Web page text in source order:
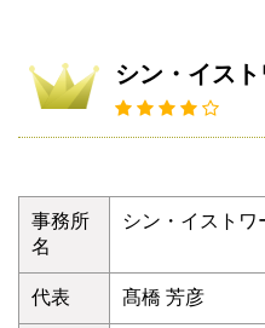
シン・イス
事務所
名
シン・イスト
代表 髙橋 芳彦